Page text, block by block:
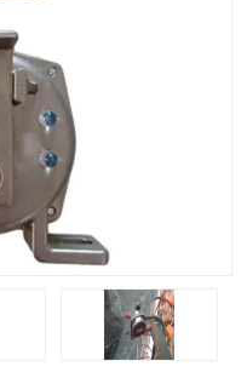
滑线指示灯
光电开关
拉绳开关
打滑开关